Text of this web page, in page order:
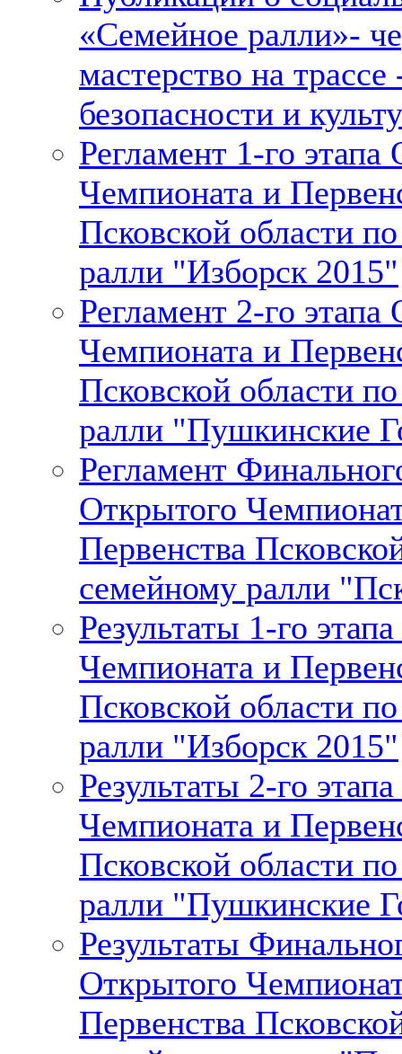
«Семейное ралли»-
мастерство на трассе
безопасности и
Регламент 1-го этапа
Чемпионата и
Псковской области
ралли "Изборск 2015"
Регламент 2-го этапа
Чемпионата и
Псковской области
ралли "Пушкинские
Регламент
Открытого
Первенства
семейному ралли
Результаты 1-го
Чемпионата и
Псковской области
ралли "Изборск 2015"
Результаты 2-го
Чемпионата и
Псковской области
ралли "Пушкинские
Результаты
Открытого
Первенства